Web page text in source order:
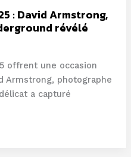
: David Armstrong,
révélé
offrent une occasion
Armstrong, photographe
a capturé